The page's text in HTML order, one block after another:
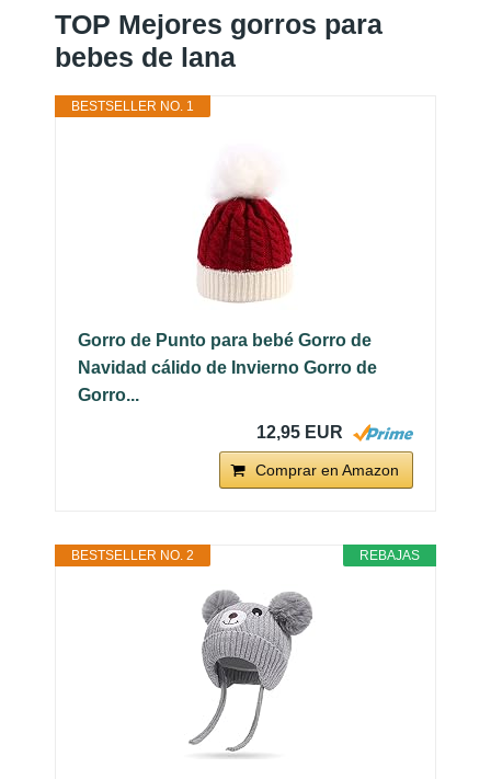
TOP Mejores gorros para
bebes de lana
BESTSELLER NO. 1
Gorro de Punto para bebé Gorro de
Navidad cálido de Invierno Gorro de
Gorro...
12,95 EUR
Comprar en Amazon
REBAJAS
BESTSELLER NO. 2